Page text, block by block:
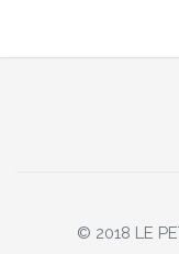
© 2018 LE